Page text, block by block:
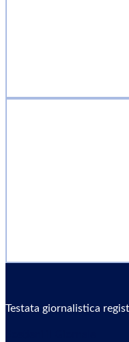
Testata giornalistica